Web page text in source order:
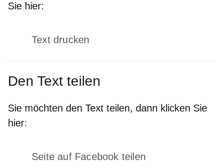
Sie hier:
Text drucken
Den Text teilen
Sie möchten den Text teilen, dann klicken Sie
hier:
Seite auf Facebook teilen
Öffnet sich in einem neuen